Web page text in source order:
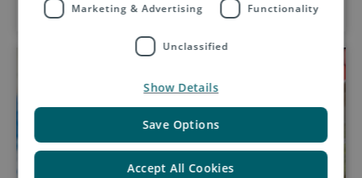
Marketing & Advertising Functionality
Unclassified
Save Options
Accept All Cookies
Show Details